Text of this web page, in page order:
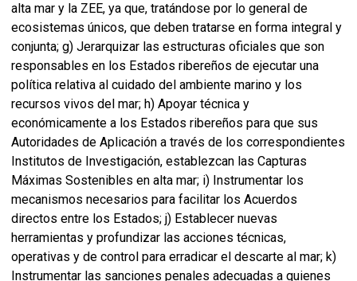
alta mar y la ZEE, ya que, tratándose por lo general de
ecosistemas únicos, que deben tratarse en forma integral y
conjunta; g) Jerarquizar las estructuras oficiales que son
responsables en los Estados ribereños de ejecutar una
política relativa al cuidado del ambiente marino y los
recursos vivos del mar; h) Apoyar técnica y
económicamente a los Estados ribereños para que sus
Autoridades de Aplicación a través de los correspondientes
Institutos de Investigación, establezcan las Capturas
Máximas Sostenibles en alta mar; i) Instrumentar los
mecanismos necesarios para facilitar los Acuerdos
directos entre los Estados; j) Establecer nuevas
herramientas y profundizar las acciones técnicas,
operativas y de control para erradicar el descarte al mar; k)
Instrumentar las sanciones penales adecuadas a quienes